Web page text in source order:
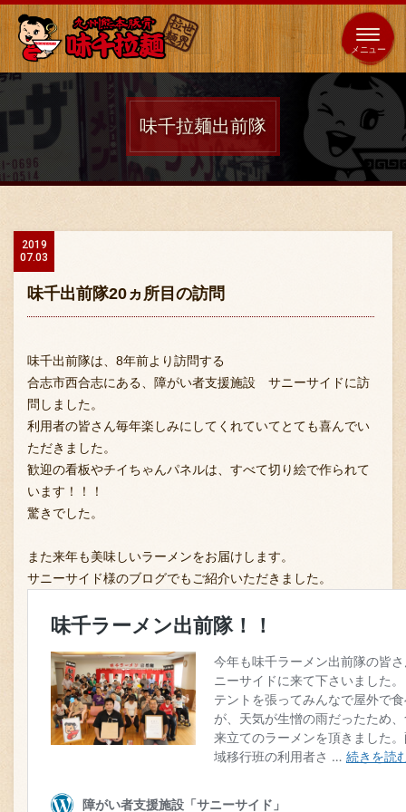
全国
展開 海外 653 店 64 店
ホーム
お問い合わせ
FC加盟店募集
会社案内
お知らせ
味千拉麺出前隊
2019
07.03
味千出前隊20ヵ所目の訪問
味千出前隊は、8年前より訪問する
合志市西合志にある、障がい者支援施設 サニーサイドに訪
問しました。
利用者の皆さん毎年楽しみにしてくれていてとても喜んでい
ただきました。
歓迎の看板やチイちゃんパネルは、すべて切り絵で作られて
います！！！
驚きでした。
また来年も美味しいラーメンをお届けします。
サニーサイド様のブログでもご紹介いただきました。